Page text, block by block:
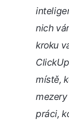
nich
kroku
místě,
práci,